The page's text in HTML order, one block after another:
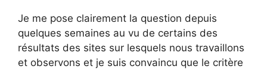
Je me pose clairement la question depuis
quelques semaines au vu de certains des
résultats des sites sur lesquels nous travaillons
et observons et je suis convaincu que le critère